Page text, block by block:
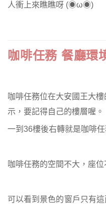
人衝上來瞧瞧呀 (◉ω◉)
咖啡任務 餐廳環
咖啡任務位在大安國王大
示，要記得自己的樓層喔。
一到36樓後右轉就是咖啡任
咖啡任務的空間不大，座
可以看到景色的窗戶只有